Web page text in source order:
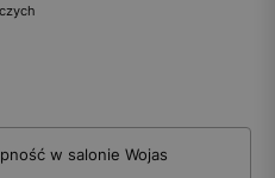
w salonie Wojas